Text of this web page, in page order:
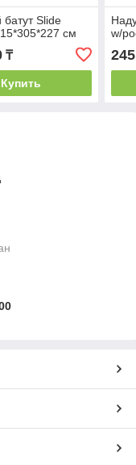
Slide
см
₸
Купить
w/